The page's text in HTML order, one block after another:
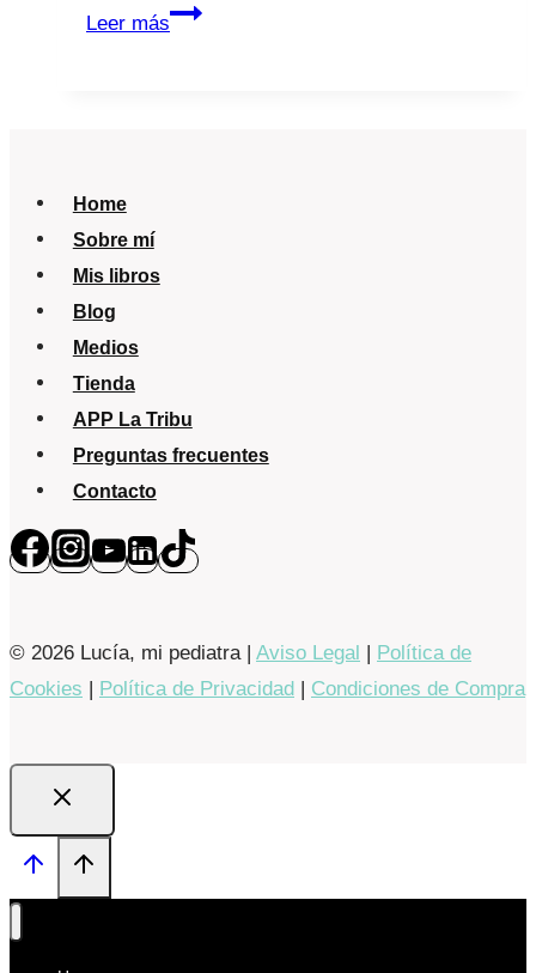
Leer másDificultad
Home
Sobre mí
Mis libros
Blog
Medios
Tienda
APP La Tribu
Preguntas frecuentes
Contacto
© 2026 Lucía, mi pediatra | Aviso Legal
Política de
Cookies
Política de Privacidad Condiciones de Compra